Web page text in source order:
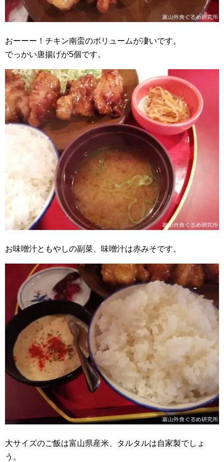
おーーー！チキン南蛮のボリュームが凄いです。
でっかい唐揚げが5個です。
お味噌汁ともやしの副菜、味噌汁は赤みそです。
大サイズのご飯は富山県産米、タルタルは自家製でしょ
う。